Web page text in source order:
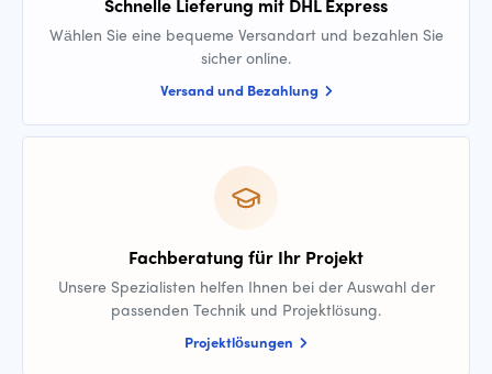
Wählen Sie eine bequeme Versandart und bezahlen Sie
sicher online.
Versand und Bezahlung
Fachberatung für Ihr Projekt
Unsere Spezialisten helfen Ihnen bei der Auswahl der
passenden Technik und Projektlösung.
Projektlösungen